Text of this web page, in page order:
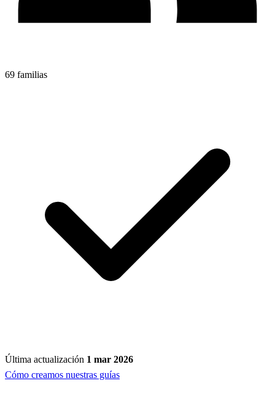
69 familias
Última actualización 1 mar 2026
Cómo creamos nuestras guías